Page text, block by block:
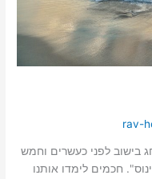
rav-
בישוב לפני כעשרים וחמש
חכמים לימדו אותנו